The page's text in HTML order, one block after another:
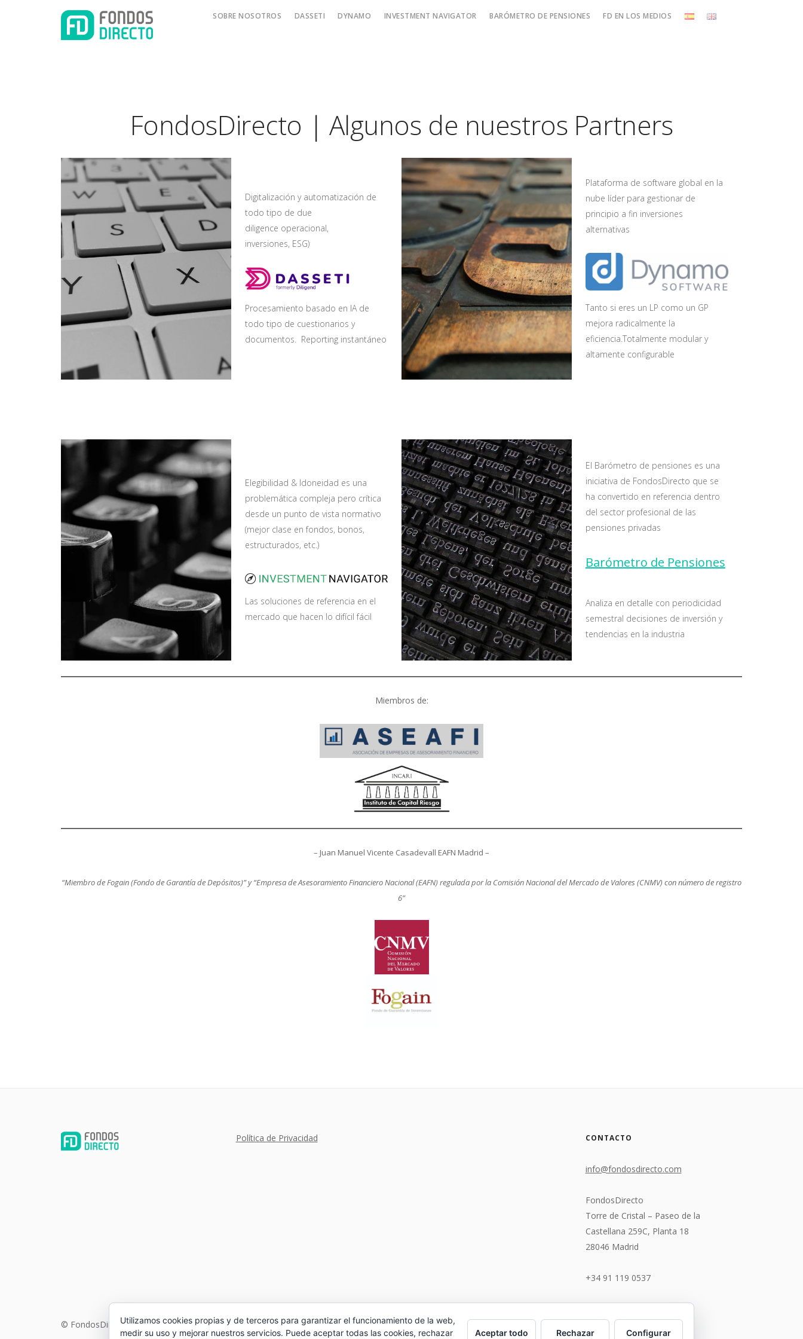
SOBRE NOSOTROS DASSETI DYNAMO INVESTMENT NAVIGATOR BARÓMETRO DE PENSIONES FD EN LOS MEDIOS
FondosDirecto | Algunos de nuestros Partners
Digitalización y automatización de
todo tipo de due
diligence operacional,
inversiones, ESG)
Procesamiento basado en IA de
todo tipo de cuestionarios y
documentos. Reporting instantáneo
Plataforma de software global en la
nube líder para gestionar de
principio a fin inversiones
alternativas
Tanto si eres un LP como un GP
mejora radicalmente la
eficiencia.Totalmente modular y
altamente configurable
Elegibilidad & Idoneidad es una
problemática compleja pero crítica
desde un punto de vista normativo
(mejor clase en fondos, bonos,
estructurados, etc.)
Las soluciones de referencia en el
mercado que hacen lo difícil fácil
El Barómetro de pensiones es una
iniciativa de FondosDirecto que se
ha convertido en referencia dentro
del sector profesional de las
pensiones privadas
Barómetro de Pensiones
Analiza en detalle con periodicidad
semestral decisiones de inversión y
tendencias en la industria
Miembros de:
– Juan Manuel Vicente Casadevall EAFN Madrid –
“Miembro de Fogain (Fondo de Garantía de Depósitos)” y “Empresa de Asesoramiento Financiero Nacional (EAFN) regulada por la Comisión Nacional del Mercado de Valores (CNMV) con número de registro
6”
Política de Privacidad CONTACTO
info@fondosdirecto.com
FondosDirecto
Torre de Cristal – Paseo de la
Castellana 259C, Planta 18
28046 Madrid
+34 91 119 0537
© FondosDirecto Sistemas de Información SL
Utilizamos cookies propias y de terceros para garantizar el funcionamiento de la web,
medir su uso y mejorar nuestros servicios. Puede aceptar todas las cookies, rechazar
Aceptar todo Rechazar Configurar